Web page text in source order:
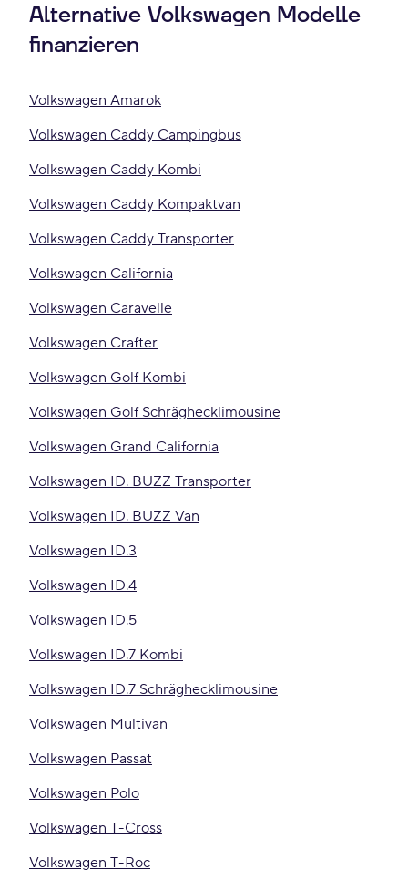
Alternative Volkswagen Modelle
finanzieren
Volkswagen Amarok
Volkswagen Caddy Campingbus
Volkswagen Caddy Kombi
Volkswagen Caddy Kompaktvan
Volkswagen Caddy Transporter
Volkswagen California
Volkswagen Caravelle
Volkswagen Crafter
Volkswagen Golf Kombi
Volkswagen Golf Schräghecklimousine
Volkswagen Grand California
Volkswagen ID. BUZZ Transporter
Volkswagen ID. BUZZ Van
Volkswagen ID.3
Volkswagen ID.4
Volkswagen ID.5
Volkswagen ID.7 Kombi
Volkswagen ID.7 Schräghecklimousine
Volkswagen Multivan
Volkswagen Passat
Volkswagen Polo
Volkswagen T-Cross
Volkswagen T-Roc